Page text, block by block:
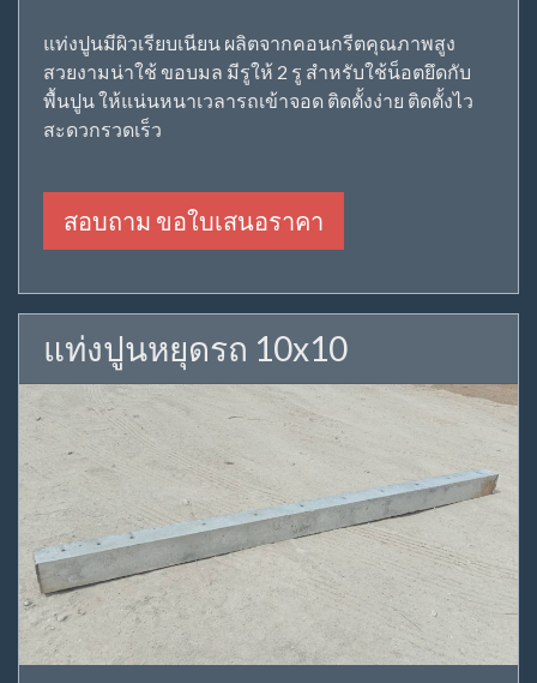
แท่งปูนมีผิวเรียบเนียน ผลิตจากคอนกรีตคุณภาพสูง
สวยงามน่าใช้ ขอบมล มีรูให้ 2 รู สำหรับใช้น็อตยึดกับ
พื้นปูน ให้แน่นหนาเวลารถเข้าจอด ติดตั้งง่าย ติดตั้งไว
สะดวกรวดเร็ว
สอบถาม ขอใบเสนอราคา
แท่งปูนหยุดรถ 10x10